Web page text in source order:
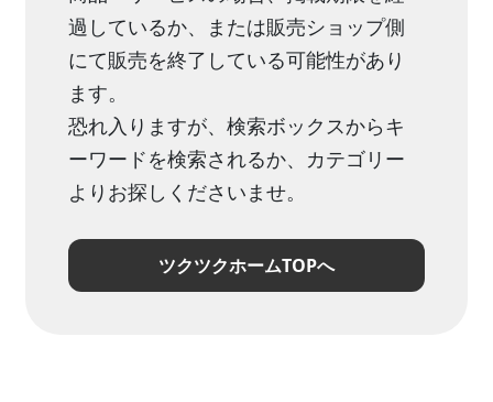
過しているか、または販売ショップ側
にて販売を終了している可能性があり
ます。
恐れ入りますが、検索ボックスからキ
ーワードを検索されるか、カテゴリー
よりお探しくださいませ。
ツクツクホームTOPへ